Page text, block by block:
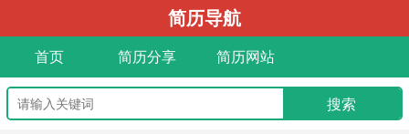
简历导航
首页 简历分享 简历网站